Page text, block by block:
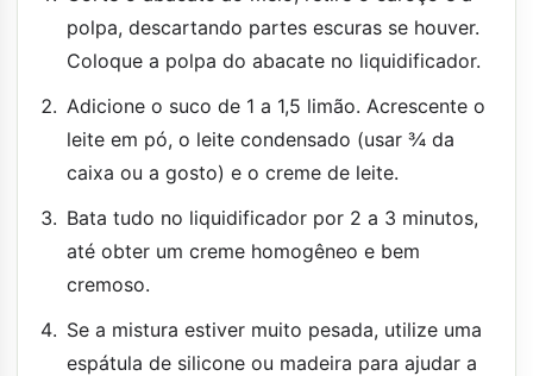
polpa, descartando partes escuras se houver.
Coloque a polpa do abacate no liquidificador.
Adicione o suco de 1 a 1,5 limão. Acrescente o
leite em pó, o leite condensado (usar ¾ da
caixa ou a gosto) e o creme de leite.
Bata tudo no liquidificador por 2 a 3 minutos,
até obter um creme homogêneo e bem
cremoso.
Se a mistura estiver muito pesada, utilize uma
espátula de silicone ou madeira para ajudar a